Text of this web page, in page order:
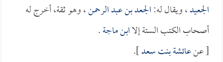
الجعيد، ويقال له:الجعد بن عبد الرحمن، وهو ثقة، أخرج له
أصحاب الكتب الستة إلاابن ماجة.
[ عنعائشة بنت سعد].